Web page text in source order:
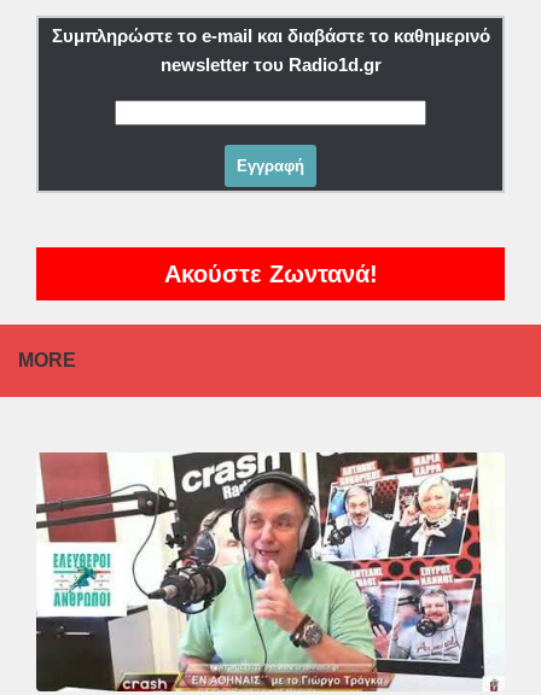
Συμπληρώστε το e-mail και διαβάστε το καθημερινό
newsletter του Radio1d.gr
Ακούστε Ζωντανά!
MORE